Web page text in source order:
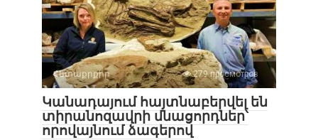
Հետաքրքիր 279 просмотров
Կանադայում հայտնաբերվել են
տիրանոզավրի մնացորդներ՝
որովայնում ձագերով